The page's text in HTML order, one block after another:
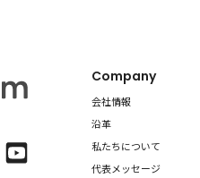
Company
会社情報
沿革
私たちについて
代表メッセージ